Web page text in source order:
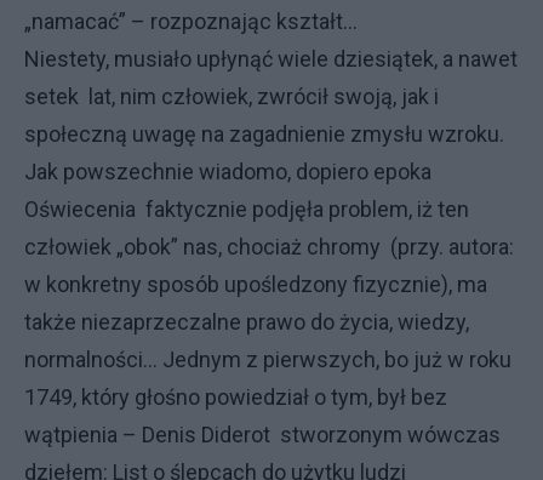
„namacać” – rozpoznając kształt…
Niestety, musiało upłynąć wiele dziesiątek, a nawet
setek lat, nim człowiek, zwrócił swoją, jak i
społeczną uwagę na zagadnienie zmysłu wzroku.
Jak powszechnie wiadomo, dopiero epoka
Oświecenia faktycznie podjęła problem, iż ten
człowiek „obok” nas, chociaż chromy (przy. autora:
w konkretny sposób upośledzony fizycznie), ma
także niezaprzeczalne prawo do życia, wiedzy,
normalności… Jednym z pierwszych, bo już w roku
1749, który głośno powiedział o tym, był bez
wątpienia – Denis Diderot stworzonym wówczas
dziełem: List o ślepcach do użytku ludzi